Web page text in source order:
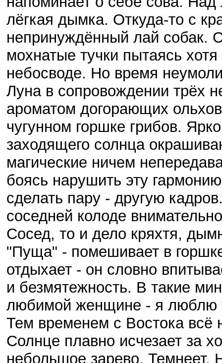
лёгкая дымка. Откуда-то с
непринуждённый лай собак.
мохнатые тучки пытаясь
небосводе. Но время
Луна в сопровождении трёх
ароматом догорающих
чугунном горшке грибов.
заходящего солнца
магические ничем
боясь нарушить эту
сделать пару - другую
соседней колоде
Сосед, то и дело кряхтя,
"Пуща" - помешивает в
отдыхает - он словно
и безмятежность. В такие
любимой женщине - я люблю
Тем временем с Востока всё
Солнце плавно исчезает за
небольшое зарево. Темнеет.